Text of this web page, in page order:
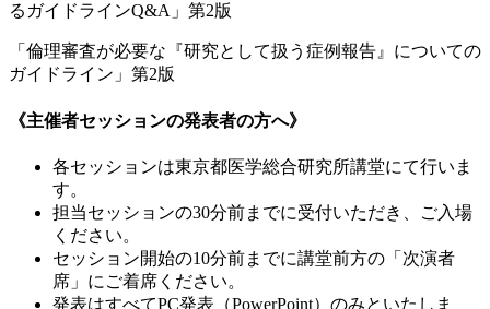
るガイドラインQ&A」第2版
「倫理審査が必要な『研究として扱う症例報告』についての
ガイドライン」第2版
《主催者セッションの発表者の方へ》
各セッションは東京都医学総合研究所講堂にて行いま
す。
担当セッションの30分前までに受付いただき、ご入場
ください。
セッション開始の10分前までに講堂前方の「次演者
席」にご着席ください。
発表はすべてPC発表（PowerPoint）のみといたしま